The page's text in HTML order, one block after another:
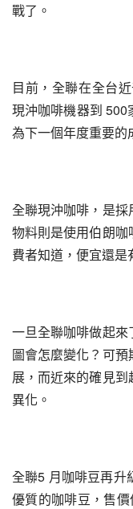
戰了。
目前，全聯在全台
現沖咖啡機器到
為下一個年度重要的
全聯現沖咖啡，是
物料則是使用伯朗
費者知道，便宜還是
一旦全聯咖啡做起
圖會怎麼變化？可
展，而近來的確見
異化。
全聯5 月咖啡豆再升
優質的咖啡豆，售